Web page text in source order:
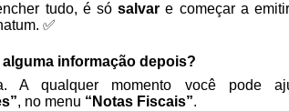
tudo, é sósalvar e começar a
✅
alguma informação depois?
A qualquer momento você pode
, no menu “Notas Fiscais”.